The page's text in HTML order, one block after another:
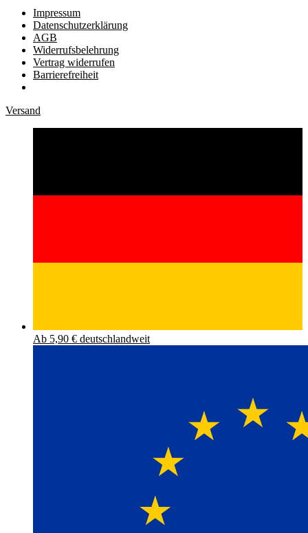
Impressum
Datenschutzerklärung
AGB
Widerrufsbelehrung
Vertrag widerrufen
Barrierefreiheit
Versand
Ab 5,90 € deutschlandweit